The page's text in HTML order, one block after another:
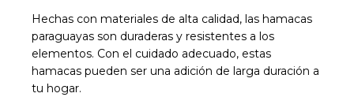
Hechas con materiales de alta calidad, las hamacas
paraguayas son duraderas y resistentes a los
elementos. Con el cuidado adecuado, estas
hamacas pueden ser una adición de larga duración a
tu hogar.